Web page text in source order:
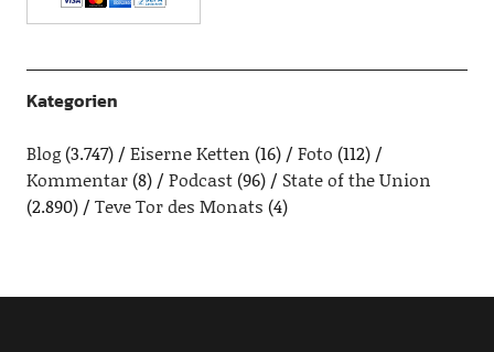
Kategorien
Blog(3.747) Eiserne Ketten (16) Foto (112)
Kommentar(8) Podcast(96)
State of the Union
(2.890)
Teve Tor des Monats (4)